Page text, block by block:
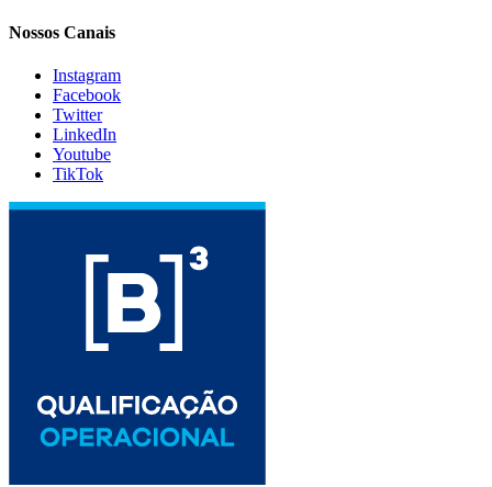
Nossos Canais
Instagram
Facebook
Twitter
LinkedIn
Youtube
TikTok